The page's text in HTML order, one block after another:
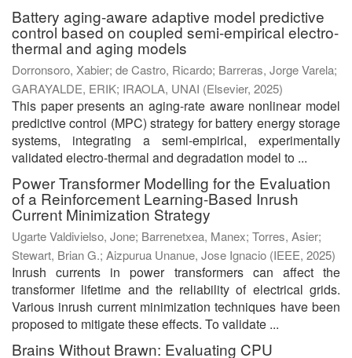
Battery aging-aware adaptive model predictive
control based on coupled semi-empirical electro-
thermal and aging models
Dorronsoro, Xabier; de Castro, Ricardo; Barreras, Jorge Varela;
GARAYALDE, ERIK; IRAOLA, UNAI (Elsevier, 2025)
This paper presents an aging-rate aware nonlinear model
predictive control (MPC) strategy for battery energy storage
systems, integrating a semi-empirical, experimentally
validated electro-thermal and degradation model to ...
Power Transformer Modelling for the Evaluation
of a Reinforcement Learning-Based Inrush
Current Minimization Strategy
Ugarte Valdivielso, Jone; Barrenetxea, Manex; Torres, Asier;
Stewart, Brian G.; Aizpurua Unanue, Jose Ignacio (IEEE, 2025)
Inrush currents in power transformers can affect the
transformer lifetime and the reliability of electrical grids.
Various inrush current minimization techniques have been
proposed to mitigate these effects. To validate ...
Brains Without Brawn: Evaluating CPU